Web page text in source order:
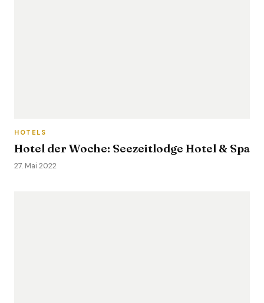
HOTELS
Hotel der Woche: Seezeitlodge Hotel & Spa
27. Mai 2022